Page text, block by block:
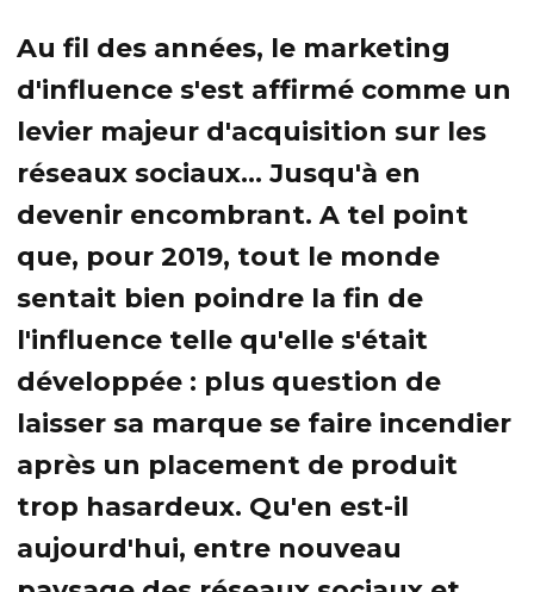
Au fil des années, le marketing
d'influence s'est affirmé comme un
levier majeur d'acquisition sur les
réseaux sociaux... Jusqu'à en
devenir encombrant. A tel point
que, pour 2019, tout le monde
sentait bien poindre la fin de
l'influence telle qu'elle s'était
développée : plus question de
laisser sa marque se faire incendier
après un placement de produit
trop hasardeux. Qu'en est-il
aujourd'hui, entre nouveau